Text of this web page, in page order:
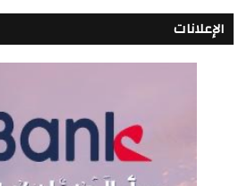
الإعلانات